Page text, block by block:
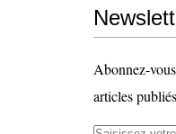
Abonnez-
articles